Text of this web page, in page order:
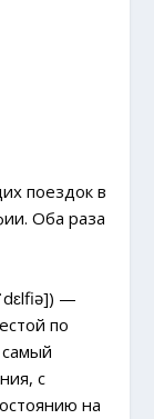
поездок в
Оба раза
—
по
с
на